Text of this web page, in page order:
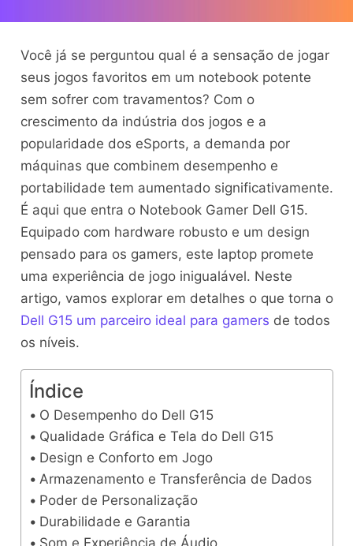
Você já se perguntou qual é a sensação de jogar
seus jogos favoritos em um notebook potente
sem sofrer com travamentos? Com o
crescimento da indústria dos jogos e a
popularidade dos eSports, a demanda por
máquinas que combinem desempenho e
portabilidade tem aumentado significativamente.
É aqui que entra o Notebook Gamer Dell G15.
Equipado com hardware robusto e um design
pensado para os gamers, este laptop promete
uma experiência de jogo inigualável. Neste
artigo, vamos explorar em detalhes o que torna o
Dell G15 um parceiro ideal para gamers de todos
os níveis.
Índice
O Desempenho do Dell G15
Qualidade Gráfica e Tela do Dell G15
Design e Conforto em Jogo
Armazenamento e Transferência de Dados
Poder de Personalização
Durabilidade e Garantia